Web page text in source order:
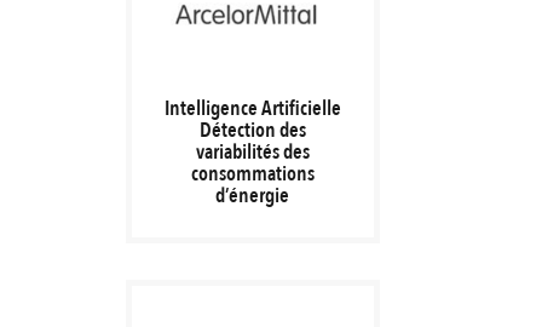
Intelligence Artificielle
Détection des
variabilités des
consommations
d’énergie